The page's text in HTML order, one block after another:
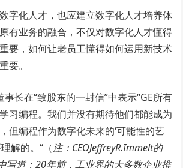
字化人才，也应建立数字化人才培养体
有业务的融合，不仅对数字化人才懂得
要，如何让老员工懂得如何运用新技术
要。
事长在“致股东的一封信”中表示“GE所有
习编程。我们并没有期待他们都能成为
但编程作为数字化未来的‘可能性的艺
解的。“（注：CEOJeffreyR.Immelt的
写道：20年前，工业界的大多数企业推